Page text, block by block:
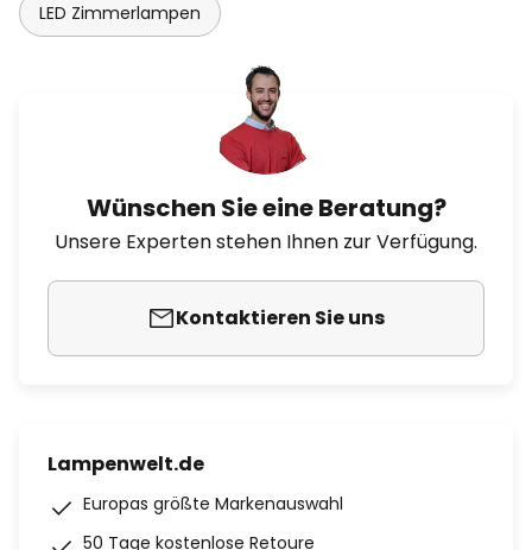
LED Zimmerlampen
Wünschen Sie eine Beratung?
Unsere Experten stehen Ihnen zur Verfügung.
Kontaktieren Sie uns
Lampenwelt.de
Europas größte Markenauswahl
50 Tage kostenlose Retoure